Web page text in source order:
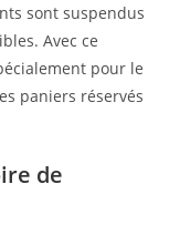
sont suspendus
Avec ce
pour le
paniers réservés
de